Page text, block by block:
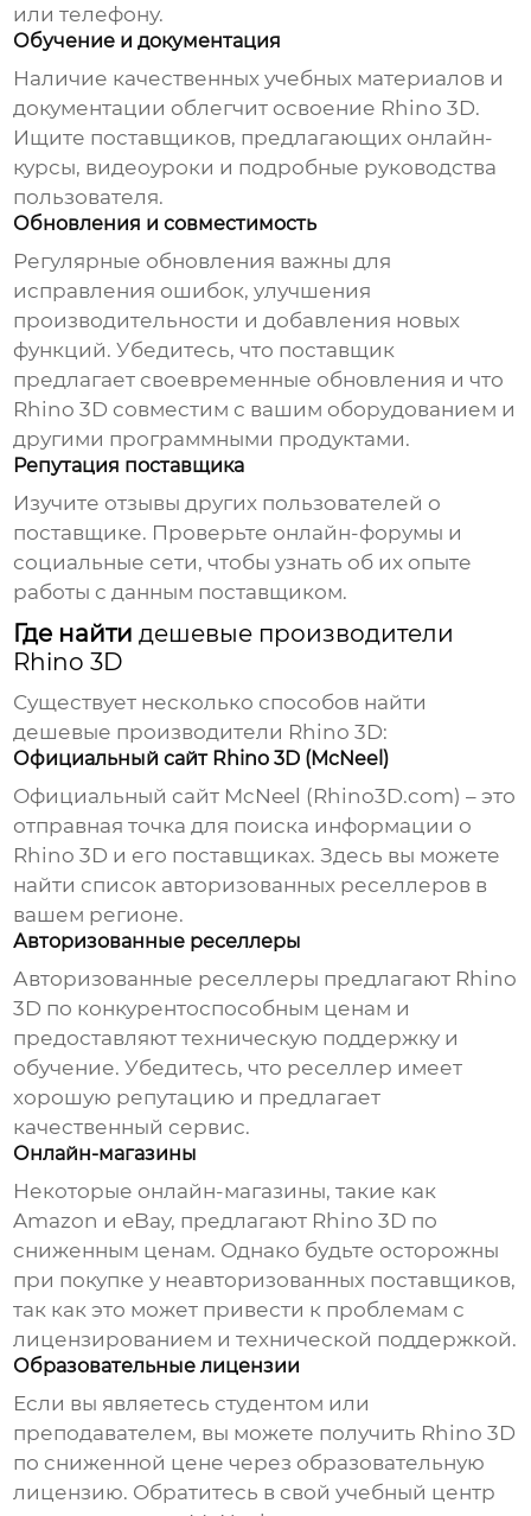
или телефону.
Обучение и документация
Наличие качественных учебных материалов и
документации облегчит освоение Rhino 3D.
Ищите поставщиков, предлагающих онлайн-
курсы, видеоуроки и подробные руководства
пользователя.
Обновления и совместимость
Регулярные обновления важны для
исправления ошибок, улучшения
производительности и добавления новых
функций. Убедитесь, что поставщик
предлагает своевременные обновления и что
Rhino 3D совместим с вашим оборудованием и
другими программными продуктами.
Репутация поставщика
Изучите отзывы других пользователей о
поставщике. Проверьте онлайн-форумы и
социальные сети, чтобы узнать об их опыте
работы с данным поставщиком.
Где найтидешевые производители
Rhino 3D
Существует несколько способов найти
дешевые производители Rhino 3D:
Официальный сайт Rhino 3D (McNeel)
Официальный сайт McNeel (Rhino3D.com) – это
отправная точка для поиска информации о
Rhino 3D и его поставщиках. Здесь вы можете
найти список авторизованных реселлеров в
вашем регионе.
Авторизованные реселлеры
Авторизованные реселлеры предлагают Rhino
3D по конкурентоспособным ценам и
предоставляют техническую поддержку и
обучение. Убедитесь, что реселлер имеет
хорошую репутацию и предлагает
качественный сервис.
Онлайн-магазины
Некоторые онлайн-магазины, такие как
Amazon и eBay, предлагают Rhino 3D по
сниженным ценам. Однако будьте осторожны
при покупке у неавторизованных поставщиков,
так как это может привести к проблемам с
лицензированием и технической поддержкой.
Образовательные лицензии
Если вы являетесь студентом или
преподавателем, вы можете получить Rhino 3D
по сниженной цене через образовательную
лицензию. Обратитесь в свой учебный центр